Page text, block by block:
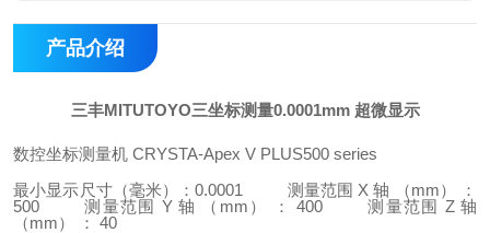
产品介绍
三丰MITUTOYO三坐标测量0.0001mm 超微显示
数控坐标测量机 CRYSTA-Apex V PLUS500 series
最小显示尺寸（毫米）：0.0001
测量范围 X 轴 （mm） ：
500
测量范围 Y 轴 （mm） ： 400
测量范围 Z 轴
（mm） ： 40